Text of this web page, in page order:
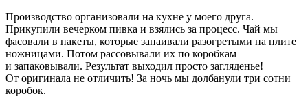
Производство организовали на кухне у моего друга.
Прикупили вечерком пивка и взялись за процесс. Чай мы
фасовали в пакеты, которые запаивали разогретыми на плите
ножницами. Потом рассовывали их по коробкам
и запаковывали. Результат выходил просто загляденье!
От оригинала не отличить! За ночь мы долбанули три сотни
коробок.